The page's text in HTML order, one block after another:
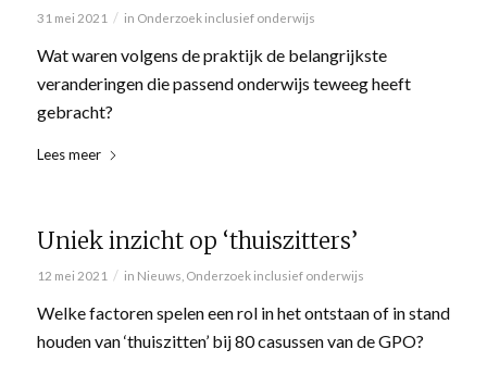
31 mei 2021 / in Onderzoek inclusief onderwijs
Wat waren volgens de praktijk de belangrijkste
veranderingen die passend onderwijs teweeg heeft
gebracht?
Lees meer
Uniek inzicht op ‘thuiszitters’
12 mei 2021 / in Nieuws Onderzoek inclusief onderwijs
Welke factoren spelen een rol in het ontstaan of in stand
houden van ‘thuiszitten’ bij 80 casussen van de GPO?